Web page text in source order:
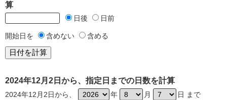
算
日後 日前
開始日を 含めない 含める
2024年12月2日から、指定日までの日数を計算
2024年12月2日から、 年 月 日 まで